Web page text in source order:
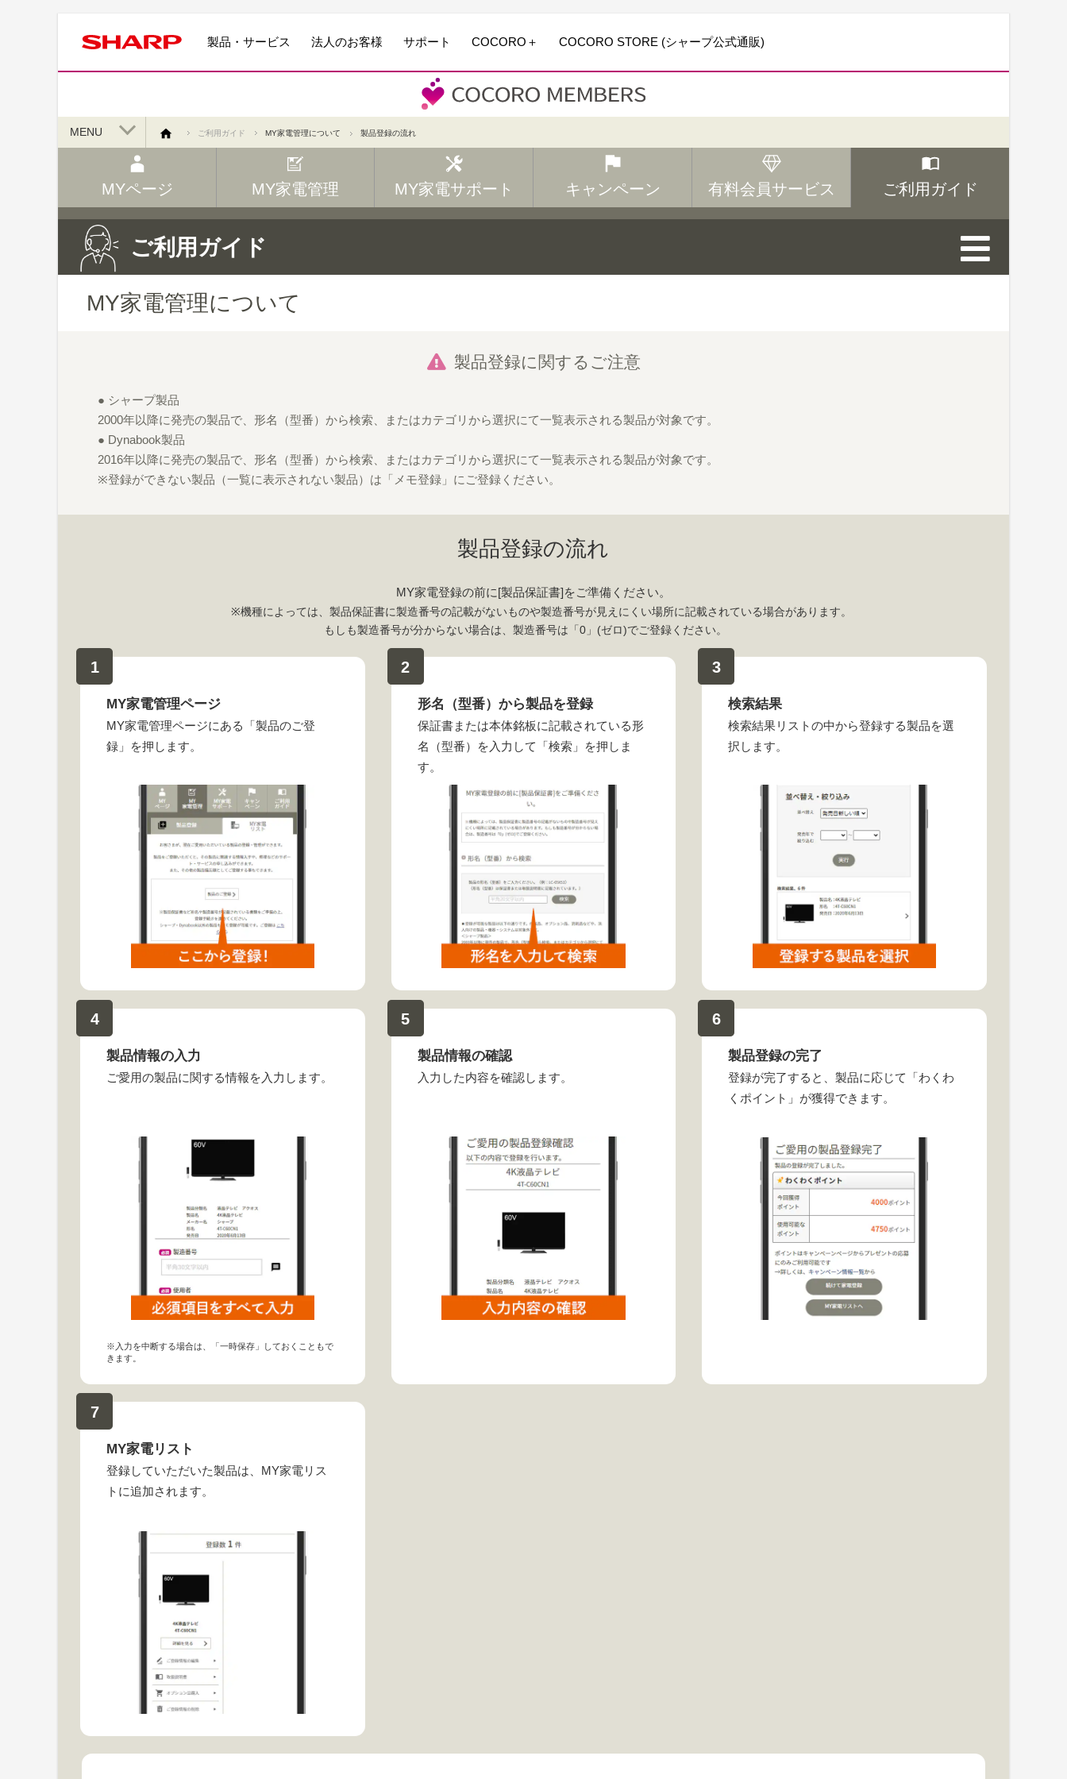
製品・サービス 法人のお客様 サポート COCORO＋ COCORO STORE (シャープ公式通販)
MENU ご利用ガイド MY家電管理について 製品登録の流れ
MYページ MY家電管理 MY家電サポート キャンペーン 有料会員サービス ご利用ガイド
ご利用ガイド
MY家電管理について
製品登録に関するご注意
● シャープ製品
2000年以降に発売の製品で、形名（型番）から検索、またはカテゴリから選択にて一覧表示される製品が対象です。
● Dynabook製品
2016年以降に発売の製品で、形名（型番）から検索、またはカテゴリから選択にて一覧表示される製品が対象です。
※登録ができない製品（一覧に表示されない製品）は「メモ登録」にご登録ください。
製品登録の流れ
MY家電登録の前に[製品保証書]をご準備ください。
※機種によっては、製品保証書に製造番号の記載がないものや製造番号が見えにくい場所に記載されている場合があります。
もしも製造番号が分からない場合は、製造番号は「0」(ゼロ)でご登録ください。
1
MY家電管理ページ
MY家電管理ページにある「製品のご登
録」を押します。
2
形名（型番）から製品を登録
保証書または本体銘板に記載されている形
名（型番）を入力して「検索」を押しま
す。
3
検索結果
検索結果リストの中から登録する製品を選
択します。
4
製品情報の入力
ご愛用の製品に関する情報を入力します。
※入力を中断する場合は、「一時保存」しておくこともで
きます。
5
製品情報の確認
入力した内容を確認します。
6
製品登録の完了
登録が完了すると、製品に応じて「わくわ
くポイント」が獲得できます。
7
MY家電リスト
登録していただいた製品は、MY家電リス
トに追加されます。